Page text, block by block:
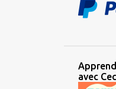
2021
août
avec